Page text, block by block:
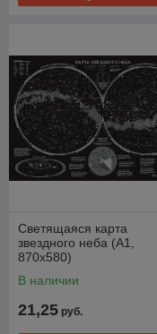
Светящаяся карта
звездного неба (А1,
870х580)
В наличии
21,25 руб.